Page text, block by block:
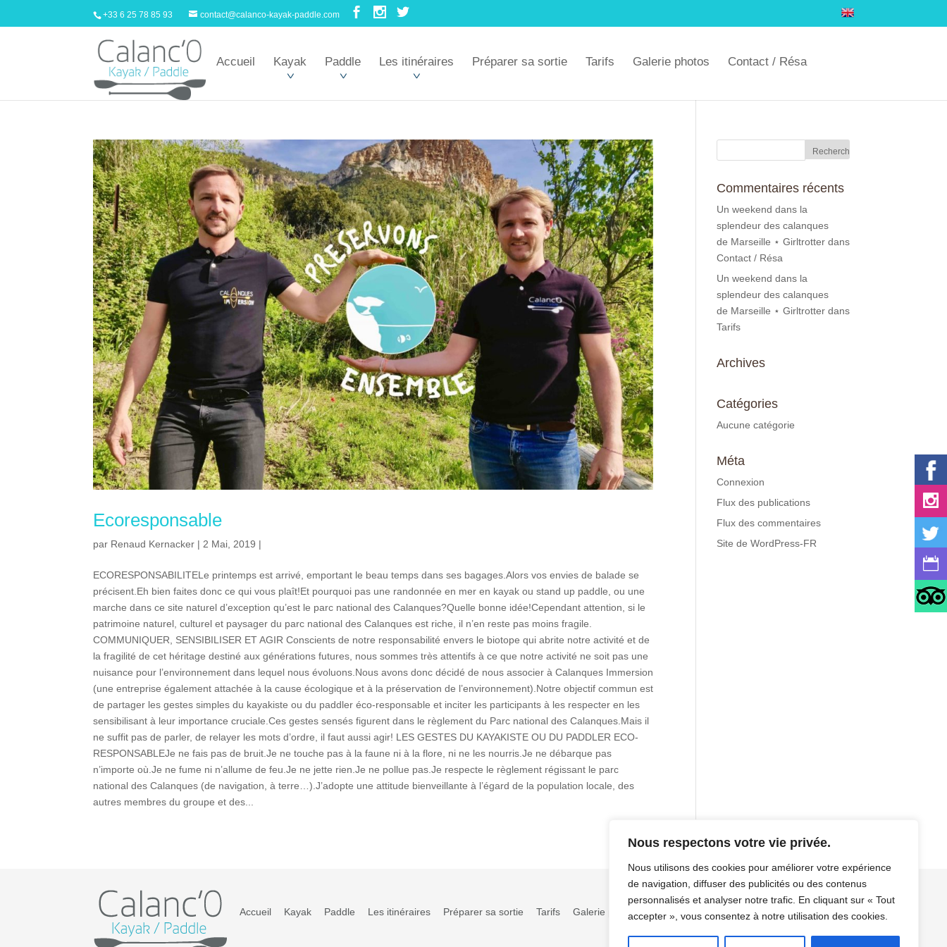
Nous respectons votre vie privée.
Nous utilisons des cookies pour améliorer votre expérience
de navigation, diffuser des publicités ou des contenus
personnalisés et analyser notre trafic. En cliquant sur « Tout
accepter », vous consentez à notre utilisation des cookies.
+33 6 25 78 85 93 contact@calanco-kayak-paddle.com
Accueil Kayak Paddle Les itinéraires Préparer sa sortie Tarifs Galerie photos Contact / Résa
Ecoresponsable
par Renaud Kernacker | 2 Mai, 2019 |
ECORESPONSABILITELe printemps est arrivé, emportant le beau temps dans ses bagages.Alors vos envies de balade se
précisent.Eh bien faites donc ce qui vous plaît!Et pourquoi pas une randonnée en mer en kayak ou stand up paddle, ou une
marche dans ce site naturel d’exception qu’est le parc national des Calanques?Quelle bonne idée!Cependant attention, si le
patrimoine naturel, culturel et paysager du parc national des Calanques est riche, il n’en reste pas moins fragile.
COMMUNIQUER, SENSIBILISER ET AGIR Conscients de notre responsabilité envers le biotope qui abrite notre activité et de
la fragilité de cet héritage destiné aux générations futures, nous sommes très attentifs à ce que notre activité ne soit pas une
nuisance pour l’environnement dans lequel nous évoluons.Nous avons donc décidé de nous associer à Calanques Immersion
(une entreprise également attachée à la cause écologique et à la préservation de l’environnement).Notre objectif commun est
de partager les gestes simples du kayakiste ou du paddler éco-responsable et inciter les participants à les respecter en les
sensibilisant à leur importance cruciale.Ces gestes sensés figurent dans le règlement du Parc national des Calanques.Mais il
ne suffit pas de parler, de relayer les mots d’ordre, il faut aussi agir! LES GESTES DU KAYAKISTE OU DU PADDLER ECO-
RESPONSABLEJe ne fais pas de bruit.Je ne touche pas à la faune ni à la flore, ni ne les nourris.Je ne débarque pas
n’importe où.Je ne fume ni n’allume de feu.Je ne jette rien.Je ne pollue pas.Je respecte le règlement régissant le parc
national des Calanques (de navigation, à terre…).J’adopte une attitude bienveillante à l’égard de la population locale, des
autres membres du groupe et des...
Commentaires récents
Un weekend dans la
splendeur des calanques
de Marseille ⋆ Girltrotter dans
Contact / Résa
Un weekend dans la
splendeur des calanques
de Marseille ⋆ Girltrotter dans
Tarifs
Archives
Catégories
Aucune catégorie
Méta
Connexion
Flux des publications
Flux des commentaires
Site de WordPress-FR
Accueil Kayak Paddle Les itinéraires Préparer sa sortie Tarifs Galerie photos Contact / Résa Mentions légales/CGV/CGU